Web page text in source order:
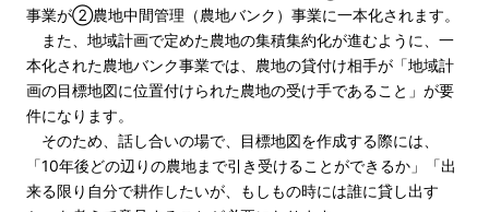
事業が②農地中間管理（農地バンク）事業に一本化されます。
また、地域計画で定めた農地の集積集約化が進むように、一
本化された農地バンク事業では、農地の貸付け相手が「地域計
画の目標地図に位置付けられた農地の受け手であること」が要
件になります。
そのため、話し合いの場で、目標地図を作成する際には、
「10年後どの辺りの農地まで引き受けることができるか」「出
来る限り自分で耕作したいが、もしもの時には誰に貸し出す